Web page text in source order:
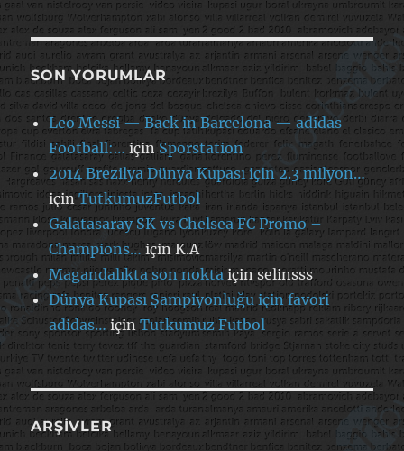
SON YORUMLAR
Leo Messi — Back in Barcelona — adidas
Football:… içinSporstation
2014 Brezilya Dünya Kupası için 2.3 milyon…
içinTutkumuzFutbol
Galatasaray SK vs Chelsea FC Promo –
Champions… içinK.A
Magandalıkta son nokta içinselinsss
Dünya Kupası Şampiyonluğu için favori
adidas…içinTutkumuz Futbol
ARŞIVLER